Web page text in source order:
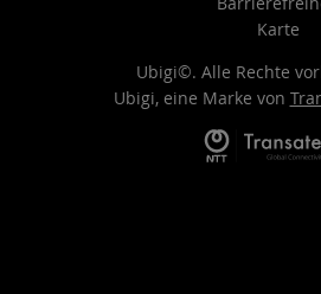
Karte
Ubigi©. Alle Rechte
Ubigi, eine Marke von